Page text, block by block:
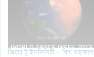
জিরো টু ইনফিনিটি – বিশ্ব মহাকাশ